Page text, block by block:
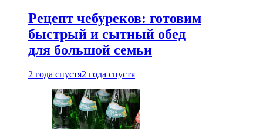
Рецепт чебуреков: готовим
быстрый и сытный обед
для большой семьи
2 года спустя2 года спустя